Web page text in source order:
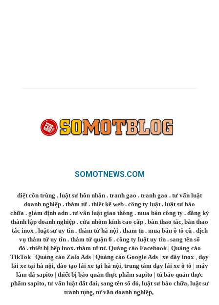
SOMOTNEWS.COM
diệt côn trùng . luật sư hôn nhân . tranh gao . tranh gao . tư vấn luật
doanh nghiệp . thám tử . thiết kế web . công ty luật . luật sư bào
chữa . giám định adn. tư vấn luật giao thông . mua bán công ty. đăng ký
thành lập doanh nghiệp . cửa nhôm kính cao cấp . bàn thao tác, bàn thao
tác inox . luật sư uy tín. thám tử hà nội . tham tu. mua bán ô tô cũ. dịch
vụ thám tử uy tín . thám tử quận 6 . công ty luật uy tín . sang tên sổ
đỏ . thiết bị bếp inox. thám tử tư. Quảng cáo Facebook| Quảng cáo
TikTok | Quảng cáo Zalo Ads | Quảng cáo Google Ads | xe đẩy inox
dạy
lái xe tại hà nội, đào tạo lái xe tại hà nội, trung tâm dạy lái xe ô tô | máy
làm đá sapito | thiết bị bảo quản thực phẩm sapito | tủ bảo quản thực
phẩm sapito, tư vấn luật đất đai, sang tên sổ đỏ, luật sư bào chữa, luật sư
tranh tụng, tư vấn doanh nghiệp,